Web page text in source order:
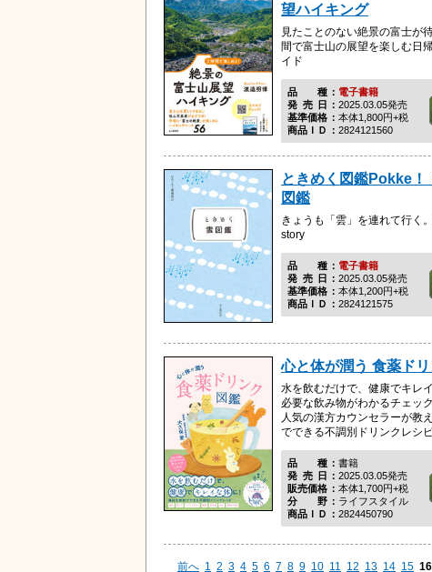
望ハイキング
見たことのない絶景の富士が
間で富士山の展望を楽しむ日
イド
品種電子書籍
発売日 2025.03.05発売
基準価格
本体1,800円+税
商品ＩＤ
2824121560
ときめく図鑑Pokke！
図鑑
きょうも「雲」を連れて行く
story
品種電子書籍
発売日 2025.03.05発売
基準価格
本体1,200円+税
商品ＩＤ
2824121575
心と体が潤う 食薬ド
水を飲むだけで、健康でキレ
必要な飲み物がわかるチェッ
人気の漢方カウンセラーが教
でできる不調別ドリンクレシ
品種書籍
発売日 2025.03.05発売
販売価格
本体1,700円+税
分野ライフスタイル
商品ＩＤ
2824450790
前へ 1 2 3 4 5 6 7 8 9 10 11 12 13 14 15 16